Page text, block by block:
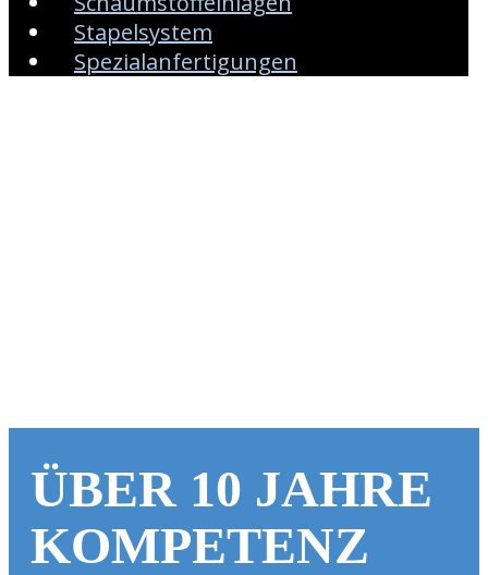
Stapelsystem
Spezialanfertigungen
ÜBER 10 JAHRE
KOMPETENZ